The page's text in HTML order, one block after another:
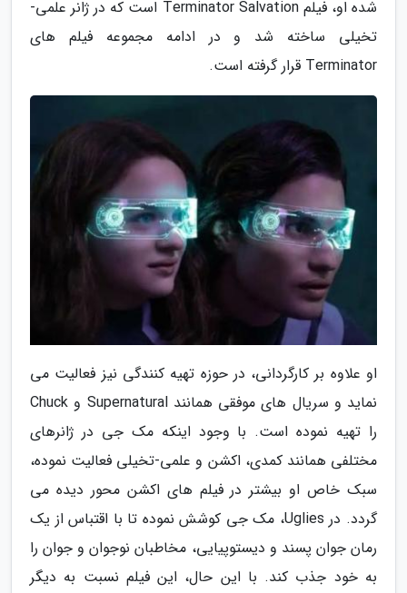
شده او، فیلم Terminator Salvation است که در ژانر علمی-
تخیلی ساخته شد و در ادامه مجموعه فیلم های
Terminator قرار گرفته است.
او علاوه بر کارگردانی، در حوزه تهیه کنندگی نیز فعالیت می
نماید و سریال های موفقی همانند Supernatural و Chuck
را تهیه نموده است. با وجود اینکه مک جی در ژانرهای
مختلفی همانند کمدی، اکشن و علمی-تخیلی فعالیت نموده،
سبک خاص او بیشتر در فیلم های اکشن محور دیده می
گردد. در Uglies، مک جی کوشش نموده تا با اقتباس از یک
رمان جوان پسند و دیستوپیایی، مخاطبان نوجوان و جوان را
به خود جذب کند. با این حال، این فیلم نسبت به دیگر